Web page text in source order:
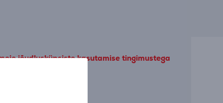
jõudlusküpsiste kasutamise tingimustega